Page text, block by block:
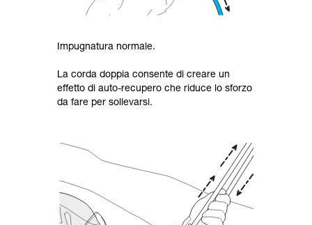
Impugnatura normale.
La corda doppia consente di creare un
effetto di auto-recupero che riduce lo sforzo
da fare per sollevarsi.